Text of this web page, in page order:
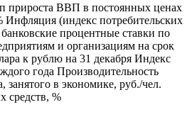
ВВП в постоянных ценах
(индекс потребительских
процентные ставки по
и организациям на срок
к рублю на 31 декабря Индекс
года Производительность
занятого в экономике, руб./чел.
средств, %